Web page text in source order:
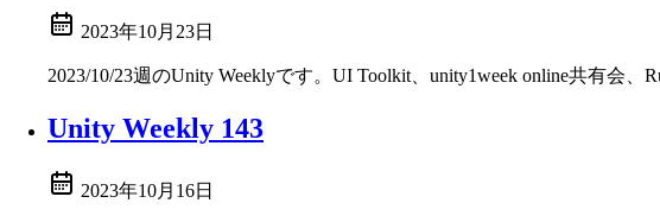
2023年10月23日
2023/10/23週のUnity Weeklyです。UI Toolkit、unity1week online共有会
Unity Weekly 143
2023年10月16日